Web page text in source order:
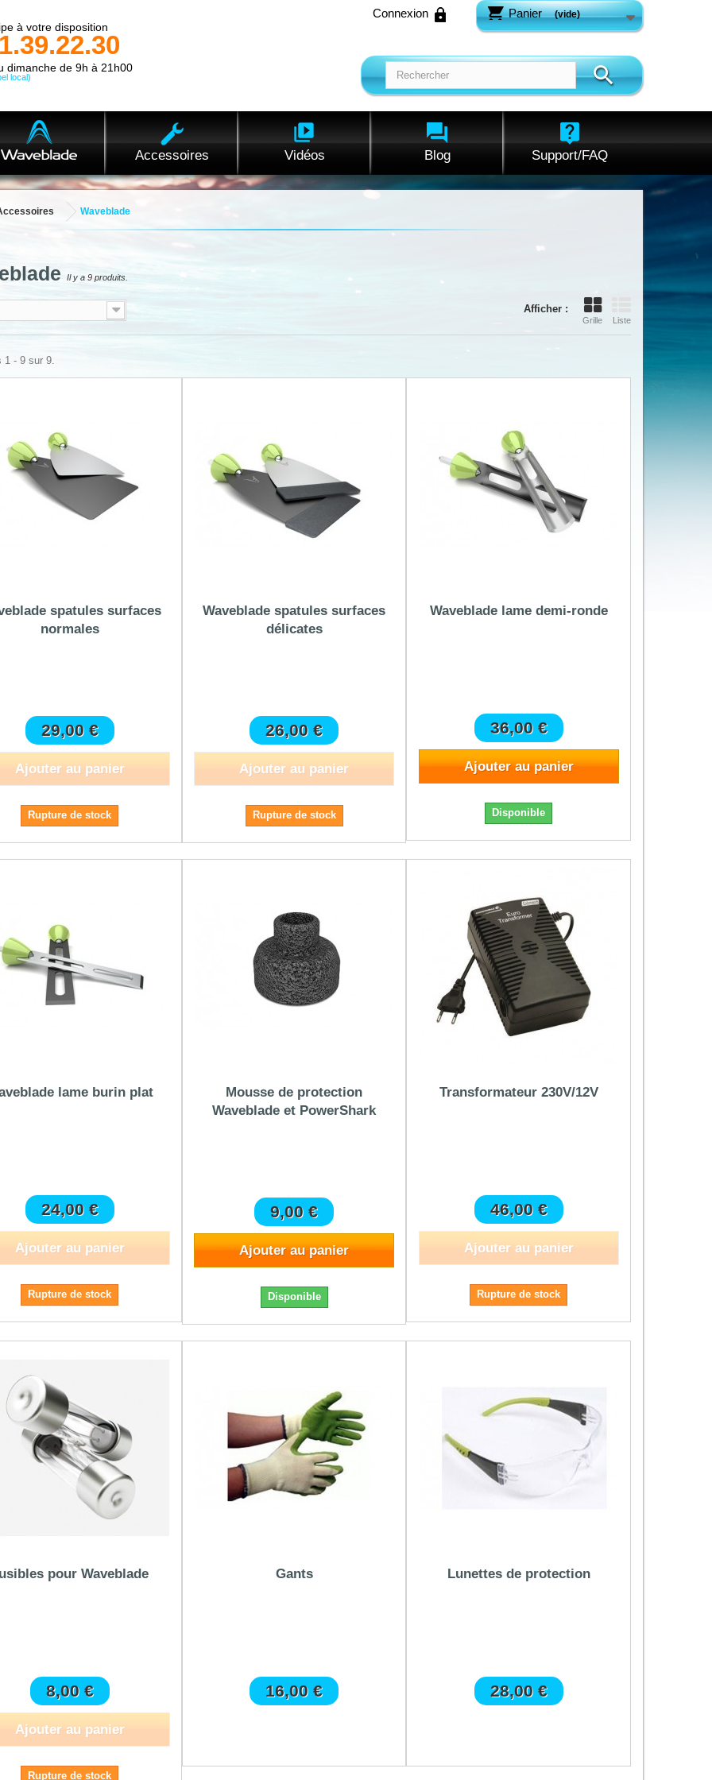
Panier (vide)
Connexion
à votre disposition
dimanche de 9h à 21h00
local)
Accessoires Vidéos Blog Support/FAQ
Waveblade
Il y a 9 produits.
Afficher :
Grille Liste
1 - 9 sur 9.
spatules surfaces
normales
29,00 €
Ajouter au panier
Rupture de stock
Waveblade spatules surfaces
délicates
26,00 €
Ajouter au panier
Rupture de stock
Waveblade lame demi-ronde
36,00 €
Ajouter au panier
Disponible
lame burin plat
24,00 €
Ajouter au panier
Rupture de stock
Mousse de protection
Waveblade et PowerShark
9,00 €
Ajouter au panier
Disponible
Transformateur 230V/12V
46,00 €
Ajouter au panier
Rupture de stock
pour Waveblade
8,00 €
Ajouter au panier
Rupture de stock
Gants
16,00 €
Lunettes de protection
28,00 €